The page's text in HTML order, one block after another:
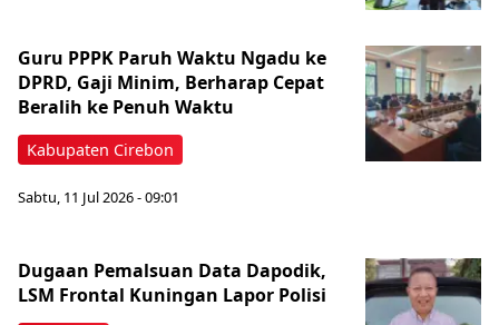
Kabupaten Cirebon
Guru PPPK Paruh Waktu Ngadu ke
DPRD, Gaji Minim, Berharap Cepat
Beralih ke Penuh Waktu
Sabtu, 11 Jul 2026 - 09:01
Dugaan Pemalsuan Data Dapodik,
LSM Frontal Kuningan Lapor Polisi